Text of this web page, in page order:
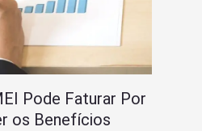
Pode Faturar Por
os Benefícios